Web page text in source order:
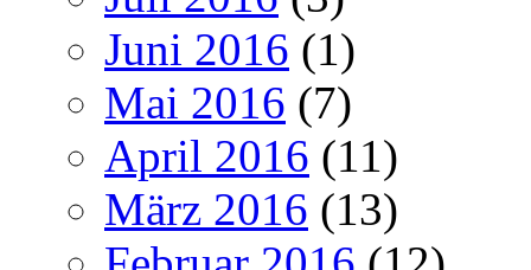
Juni 2016 (1)
Mai 2016 (7)
April 2016 (11)
März 2016 (13)